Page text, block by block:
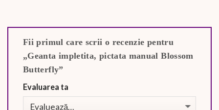
Fii primul care scrii o recenzie pentru
„Geanta impletita, pictata manual Blossom
Butterfly”
Evaluarea ta